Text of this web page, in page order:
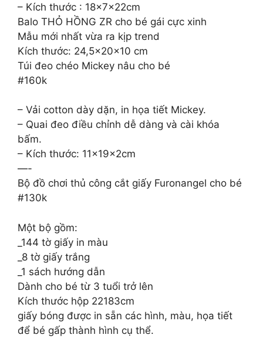
– Kích thước : 18x7x22cm
Balo THỎ HỒNG ZR cho bé gái cực xinh
Mẫu mới nhất vừa ra kịp trend
Kích thước: 24,5x20x10 cm
Túi đeo chéo Mickey nâu cho bé
#160k
– Vải cotton dày dặn, in họa tiết Mickey.
– Quai đeo điều chỉnh dễ dàng và cài khóa
bấm.
– Kích thước: 11x19x2cm
—-
Bộ đồ chơi thủ công cắt giấy Furonangel cho bé
#130k
Một bộ gồm:
_144 tờ giấy in màu
_8 tờ giấy trắng
_1 sách hướng dẫn
Dành cho bé từ 3 tuổi trở lên
Kích thước hộp 22183cm
giấy bóng được in sẵn các hình, màu, họa tiết
để bé gấp thành hình cụ thể.